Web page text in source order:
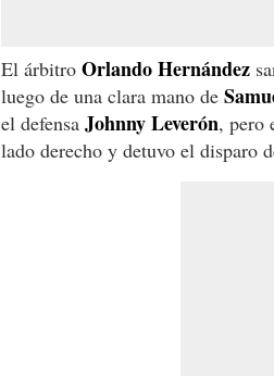
El árbitro Orlando Hernández
luego de una clara mano de
el defensa JohnnyLeverón, pero
lado derecho y detuvo el disparo